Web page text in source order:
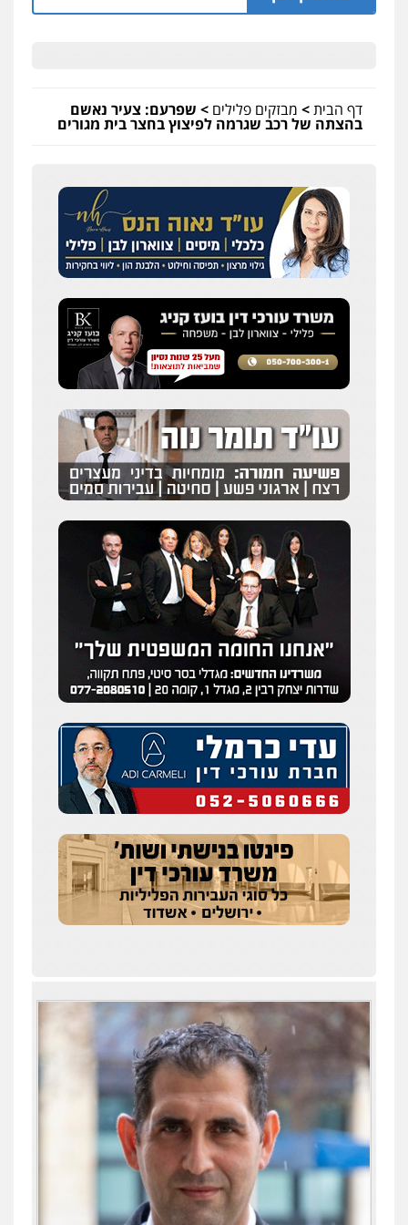
דף הבית> מבזקים פלילים > שפרעם: צעיר נאשם
בהצתה של רכב שגרמה לפיצוץ בחצר בית מגורים
עו"ד תומר נוה
פלילי מעצרים וחקירות עבירות המתה עורכי
דין לענייני אסירים
0507913332
עו"ד איהאב ג'לג'ולי
פלילי מעצרים וחקירות עורכי דין לענייני
אסירים
0505216700
עו"ד שלומי שרון
פלילי צבאי מעצרים וחקירות